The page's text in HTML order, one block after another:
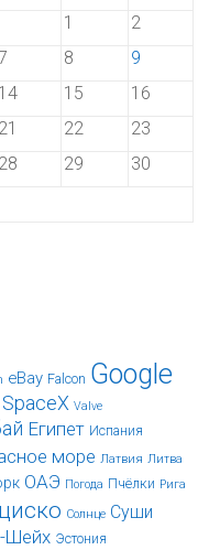
1
2
8
9
14 15
16
21 22
23
28 29
30
eBay Falcon Google
SpaceX Valve
Египет Испания
море Латвия Литва
ОАЭ Погода Пчёлки Рига
Солнце Суши
Шейх Эстония